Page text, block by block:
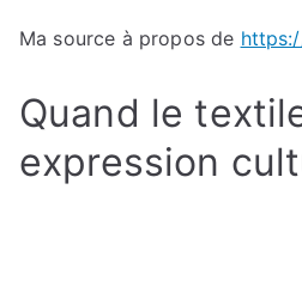
Ma source à propos de
Quand le
expression